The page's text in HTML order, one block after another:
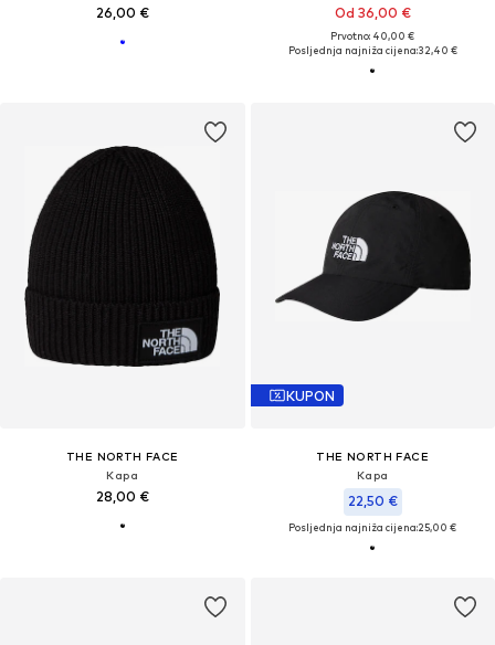
26,00 € Od 36,00 €
Prvotno: 40,00 €
Posljednja najniža cijena:32,40 €
THE NORTH FACE
Kapa
28,00 €
KUPON
THE NORTH FACE
Kapa
22,50 €
Posljednja najniža cijena:25,00 €